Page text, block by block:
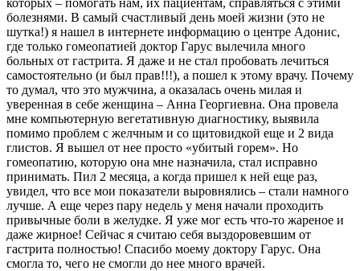
болезнями. В самый счастливый день моей жизни (это не
шутка!) я нашел в интернете информацию о центре Адонис,
где только гомеопатией доктор Гарус вылечила много
больных от гастрита. Я даже и не стал пробовать лечиться
самостоятельно (и был прав!!!), а пошел к этому врачу. Почему
то думал, что это мужчина, а оказалась очень милая и
уверенная в себе женщина – Анна Георгиевна. Она провела
мне компьютерную вегетативную диагностику, выявила
помимо проблем с желчным и со щитовидкой еще и 2 вида
глистов. Я вышел от нее просто «убитый горем». Но
гомеопатию, которую она мне назначила, стал исправно
принимать. Пил 2 месяца, а когда пришел к ней еще раз,
увидел, что все мои показатели выровнялись – стали намного
лучше. А еще через пару недель у меня начали проходить
привычные боли в желудке. Я уже мог есть что-то жареное и
даже жирное! Сейчас я считаю себя выздоровевшим от
гастрита полностью! Спасибо моему доктору Гарус. Она
смогла то, чего не смогли до нее много врачей.